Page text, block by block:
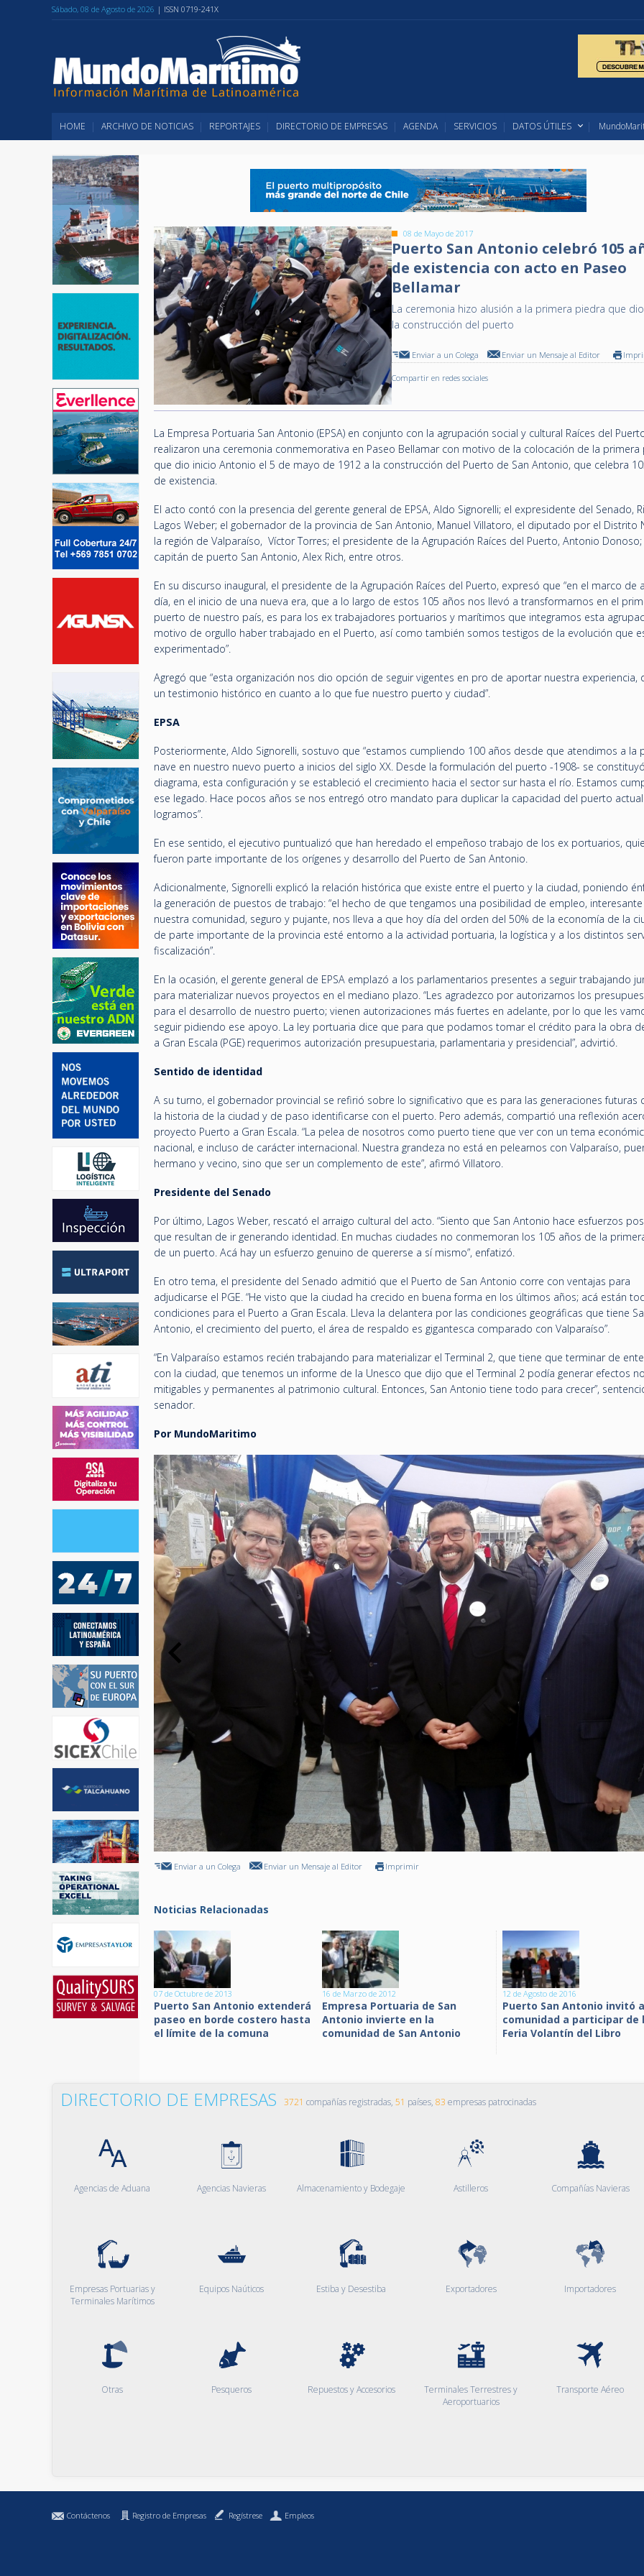
Sábado, 08 de Agosto de 2026 | ISSN 0719-241X
HOME ARCHIVO DE NOTICIAS REPORTAJES DIRECTORIO DE EMPRESAS AGENDA SERVICIOS DATOS ÚTILES
08 de Mayo de 2017
Puerto San Antonio celebró 105
de existencia con acto en Paseo
Bellamar
La ceremonia hizo alusión a la primera piedra que
la construcción del puerto
Enviar a un Colega Enviar un Mensaje al Editor
Compartir en redes sociales
La Empresa Portuaria San Antonio (EPSA) en conjunto con la agrupación social y cultural Raíces del
realizaron una ceremonia conmemorativa en Paseo Bellamar con motivo de la colocación de la primera
que dio inicio Antonio el 5 de mayo de 1912 a la construcción del Puerto de San Antonio, que celebra
de existencia.
El acto contó con la presencia del gerente general de EPSA, Aldo Signorelli; el expresidente del Senado,
Lagos Weber; el gobernador de la provincia de San Antonio, Manuel Villatoro, el diputado por el Distrito
la región de Valparaíso, Víctor Torres; el presidente de la Agrupación Raíces del Puerto, Antonio Donoso;
capitán de puerto San Antonio, Alex Rich, entre otros.
En su discurso inaugural, el presidente de la Agrupación Raíces del Puerto, expresó que “en el marco de
día, en el inicio de una nueva era, que a lo largo de estos 105 años nos llevó a transformarnos en el
puerto de nuestro país, es para los ex trabajadores portuarios y marítimos que integramos esta
motivo de orgullo haber trabajado en el Puerto, así como también somos testigos de la evolución que
experimentado”.
Agregó que “esta organización nos dio opción de seguir vigentes en pro de aportar nuestra experiencia,
un testimonio histórico en cuanto a lo que fue nuestro puerto y ciudad”.
EPSA
Posteriormente, Aldo Signorelli, sostuvo que “estamos cumpliendo 100 años desde que atendimos a la
nave en nuestro nuevo puerto a inicios del siglo XX. Desde la formulación del puerto -1908- se
diagrama, esta configuración y se estableció el crecimiento hacia el sector sur hasta el río. Estamos
ese legado. Hace pocos años se nos entregó otro mandato para duplicar la capacidad del puerto
logramos”.
En ese sentido, el ejecutivo puntualizó que han heredado el empeñoso trabajo de los ex portuarios,
fueron parte importante de los orígenes y desarrollo del Puerto de San Antonio.
Adicionalmente, Signorelli explicó la relación histórica que existe entre el puerto y la ciudad, poniendo
la generación de puestos de trabajo: “el hecho de que tengamos una posibilidad de empleo,
nuestra comunidad, seguro y pujante, nos lleva a que hoy día del orden del 50% de la economía de la
de parte importante de la provincia esté entorno a la actividad portuaria, la logística y a los distintos
fiscalización”.
En la ocasión, el gerente general de EPSA emplazó a los parlamentarios presentes a seguir trabajando
para materializar nuevos proyectos en el mediano plazo. “Les agradezco por autorizarnos los
para el desarrollo de nuestro puerto; vienen autorizaciones más fuertes en adelante, por lo que les
seguir pidiendo ese apoyo. La ley portuaria dice que para que podamos tomar el crédito para la obra
a Gran Escala (PGE) requerimos autorización presupuestaria, parlamentaria y presidencial”, advirtió.
Sentido de identidad
A su turno, el gobernador provincial se refirió sobre lo significativo que es para las generaciones futuras
la historia de la ciudad y de paso identificarse con el puerto. Pero además, compartió una reflexión
proyecto Puerto a Gran Escala. “La pelea de nosotros como puerto tiene que ver con un tema
nacional, e incluso de carácter internacional. Nuestra grandeza no está en pelearnos con Valparaíso,
hermano y vecino, sino que ser un complemento de este”, afirmó Villatoro.
Presidente del Senado
Por último, Lagos Weber, rescató el arraigo cultural del acto. “Siento que San Antonio hace esfuerzos
que resultan de ir generando identidad. En muchas ciudades no conmemoran los 105 años de la
de un puerto. Acá hay un esfuerzo genuino de quererse a sí mismo”, enfatizó.
En otro tema, el presidente del Senado admitió que el Puerto de San Antonio corre con ventajas para
adjudicarse el PGE. “He visto que la ciudad ha crecido en buena forma en los últimos años; acá están
condiciones para el Puerto a Gran Escala. Lleva la delantera por las condiciones geográficas que tiene
Antonio, el crecimiento del puerto, el área de respaldo es gigantesca comparado con Valparaíso”.
“En Valparaíso estamos recién trabajando para materializar el Terminal 2, que tiene que terminar de
con la ciudad, que tenemos un informe de la Unesco que dijo que el Terminal 2 podía generar efectos no
mitigables y permanentes al patrimonio cultural. Entonces, San Antonio tiene todo para crecer”,
senador.
Por MundoMaritimo
Enviar a un Colega Enviar un Mensaje al Editor Imprimir
Noticias Relacionadas
07 de Octubre de 2013
Puerto San Antonio extenderá
paseo en borde costero hasta
el límite de la comuna
16 de Marzo de 2012
Empresa Portuaria de San
Antonio invierte en la
comunidad de San Antonio
12 de Agosto de 2016
Puerto San Antonio invitó
comunidad a participar de
Feria Volantín del Libro
DIRECTORIO DE EMPRESAS 3721 compañías registradas, 51 países, 83 empresas patrocinadas
Agencias de Aduana Agencias Navieras Almacenamiento y Bodegaje Astilleros Compañías Navieras
Empresas Portuarias y
Terminales Marítimos
Equipos Naúticos Estiba y Desestiba Exportadores Importadores
Otras Pesqueros Repuestos y Accesorios
Terminales Terrestres y
Aeroportuarios
Transporte Aéreo
Contáctenos Registro de Empresas Regístrese Empleos